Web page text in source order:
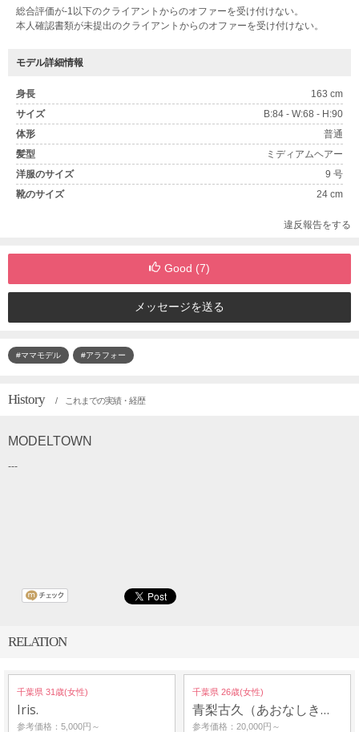
総合評価が-1以下のクライアントからのオファーを受け付けない。
本人確認書類が未提出のクライアントからのオファーを受け付けない。
モデル詳細情報
身長
163 cm
サイズ
B:84 - W:68 - H:90
体形
普通
髪型
ミディアムヘアー
洋服のサイズ
9 号
靴のサイズ
24 cm
違反報告をする
Good (7)
メッセージを送る
#ママモデル #アラフォー
History / これまでの実績・経歴
MODELTOWN
---
RELATION
千葉県 31歳(女性)
Iris.
参考価格：5,000円～
千葉県 26歳(女性)
青梨古久（あおなしき…
参考価格：20,000円～